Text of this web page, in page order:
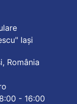
Iași
România
- 16:00